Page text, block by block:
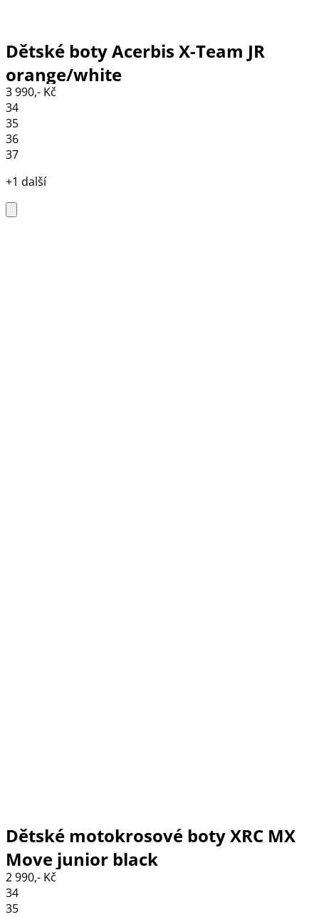
Dětské boty Acerbis X-Team JR
orange/white
3 990,- Kč
34
35
36
37
+1 další
Dětské motokrosové boty XRC MX
Move junior black
2 990,- Kč
34
35